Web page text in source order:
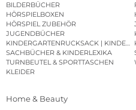
BILDERBÜCHER
HÖRSPIELBOXEN
HÖRSPIEL ZUBEHÖR
JUGENDBÜCHER
SACHBÜCHER & KINDERLEXIKA
TURNBEUTEL & SPORTTASCHEN
KLEIDER
Home & Beauty